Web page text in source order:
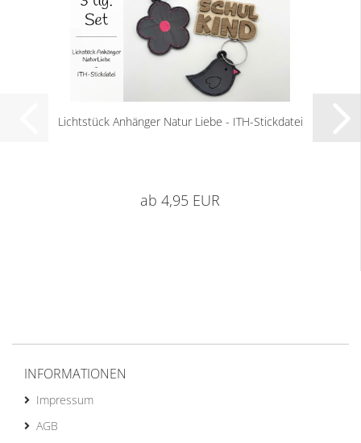
Lichtstück Anhänger Natur Liebe - ITH-Stickdatei
ab 4,95 EUR
INFORMATIONEN
Impressum
AGB